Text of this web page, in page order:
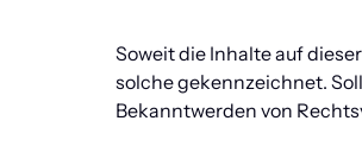
Soweit die Inhalte auf
solche gekennzeichnet.
Bekanntwerden von